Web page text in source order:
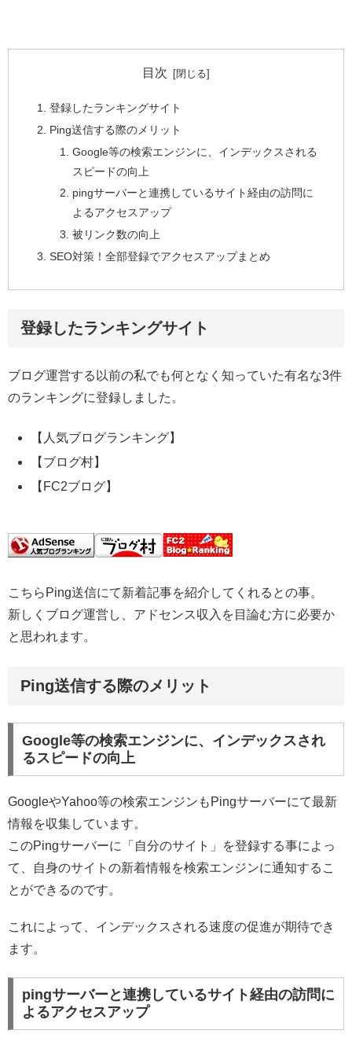
目次
登録したランキングサイト
Ping送信する際のメリット
Google等の検索エンジンに、インデックスされる
スピードの向上
pingサーバーと連携しているサイト経由の訪問に
よるアクセスアップ
被リンク数の向上
SEO対策！全部登録でアクセスアップまとめ
登録したランキングサイト
ブログ運営する以前の私でも何となく知っていた有名な3件
のランキングに登録しました。
【人気ブログランキング】
【ブログ村】
【FC2ブログ】
こちらPing送信にて新着記事を紹介してくれるとの事。
新しくブログ運営し、アドセンス収入を目論む方に必要か
と思われます。
Ping送信する際のメリット
Google等の検索エンジンに、インデックスされ
るスピードの向上
GoogleやYahoo等の検索エンジンもPingサーバーにて最新
情報を収集しています。
このPingサーバーに「自分のサイト」を登録する事によっ
て、自身のサイトの新着情報を検索エンジンに通知するこ
とができるのです。
これによって、インデックスされる速度の促進が期待でき
ます。
pingサーバーと連携しているサイト経由の訪問に
よるアクセスアップ